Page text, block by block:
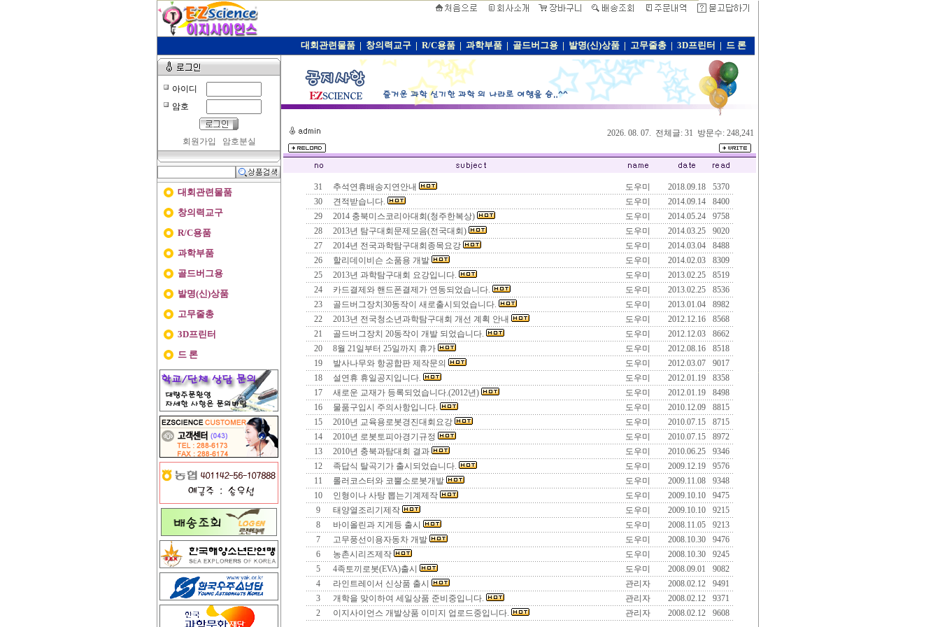
대회관련물품 | 창의력교구 | R/C용품 | 과학부품 | 골드버그용 | 발명(신)상품 | 고무줄총 | 3D프린터 | 드 론
아이디
암호
회원가입 암호분실
대회관련물품
창의력교구
R/C용품
과학부품
골드버그용
발명(신)상품
고무줄총
3D프린터
드 론
2026. 08. 07. 전체글: 31 방문수: 248,241
31 추석연휴배송지연안내 도우미 2018.09.18
5370
30
견적받습니다. 도우미 2014.09.14
8400
29
2014 충북미스코리아대회(청주한복상) 도우미 2014.05.24
9758
28
2013년 탐구대회문제모음(전국대회) 도우미 2014.03.25
9020
27
2014년 전국과학탐구대회종목요강 도우미 2014.03.04
8488
26
할리데이비슨 소품용 개발 도우미 2014.02.03
8309
25
2013년 과학탐구대회 요강입니다. 도우미 2013.02.25
8519
24
카드결제와 핸드폰결제가 연동되었습니다. 도우미 2013.02.25
8536
23
골드버그장치30동작이 새로출시되었습니다. 도우미 2013.01.04
8982
22
2013년 전국청소년과학탐구대회 개선 계획 안내 도우미 2012.12.16
8568
21
골드버그장치 20동작이 개발 되었습니다. 도우미 2012.12.03
8662
20
8월 21일부터 25일까지 휴가 도우미 2012.08.16
8518
19
발사나무와 항공합판 제작문의 도우미 2012.03.07
9017
18
설연휴 휴일공지입니다. 도우미 2012.01.19
8358
17
새로운 교재가 등록되었습니다.(2012년) 도우미 2012.01.19
8498
16
물품구입시 주의사항입니다. 도우미 2010.12.09
8815
15
2010년 교육용로봇경진대회요강 도우미 2010.07.15
8715
14
2010년 로봇토피아경기규정 도우미 2010.07.15
8972
13
2010년 충북과탐대회 결과 도우미 2010.06.25
9346
12
족답식 탈곡기가 출시되었습니다. 도우미 2009.12.19
9576
11
롤러코스터와 코뿔소로봇개발 도우미 2009.11.08
9348
10
인형이나 사탕 뽑는기계제작 도우미 2009.10.10
9475
9
태양열조리기제작 도우미 2009.10.10
9215
8
바이올린과 지게등 출시 도우미 2008.11.05
9213
7
고무풍선이용자동차 개발 도우미 2008.10.30
9476
6
농촌시리즈제작 도우미 2008.10.30
9245
5
4족토끼로봇(EVA)출시 도우미 2008.09.01
9082
4
라인트레이서 신상품 출시 관리자 2008.02.12
9491
3
개학을 맞이하여 세일상품 준비중입니다. 관리자 2008.02.12
9371
2
이지사이언스 개발상품 이미지 업로드중입니다. 관리자 2008.02.12 9608